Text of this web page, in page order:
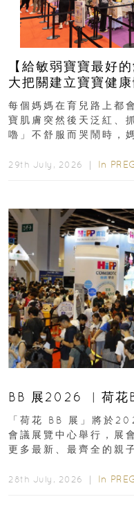
【給敏弱寶寶最好
大把關建立寶寶健
每個媽媽在育兒路上都
寶肌膚突然後天泛紅、
嚕」不舒服而哭鬧時，
29th July, 2026 ｜ In
BB 展2026 ︳荷花
「荷花 BB 展」將於
會議展覽中心舉行，展
更多最新、最齊全的親
28th July, 2026 ｜ In